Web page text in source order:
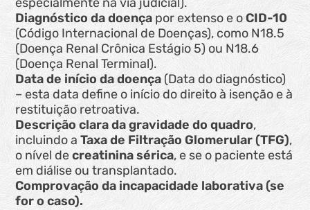
Diagnóstico da doença por extenso e oCID-10
(Código Internacional de Doenças), como N18.5
(Doença Renal Crônica Estágio 5) ou N18.6
(Doença Renal Terminal).
Data de início da doença (Data do diagnóstico)
– esta data define o início do direito à isenção e à
restituição retroativa.
Descrição clara da gravidade do quadro,
incluindo aTaxa de Filtração Glomerular (TFG),
o nível decreatinina sérica, e se o paciente está
em diálise ou transplantado.
Comprovação da incapacidade laborativa (se
for o caso).